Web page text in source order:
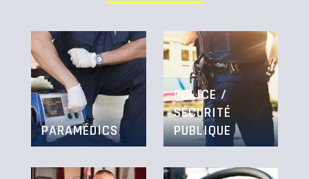
PARAMÉDICS
POLICE /
SÉCURITÉ
PUBLIQUE